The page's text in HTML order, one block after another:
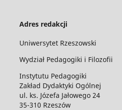
Adres redakcji
Uniwersytet Rzeszowski
Wydział Pedagogiki i Filozofii
Instytutu Pedagogiki
Zakład Dydaktyki Ogólnej
ul. ks. Józefa Jałowego 24
35-310 Rzeszów